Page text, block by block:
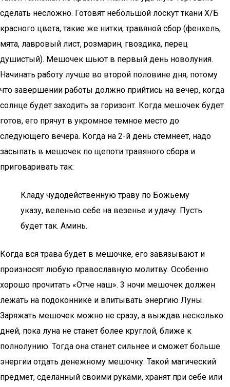
сделать несложно. Готовят небольшой лоскут ткани Х/Б
красного цвета, такие же нитки, травяной сбор (фенхель,
мята, лавровый лист, розмарин, гвоздика, перец
душистый). Мешочек шьют в первый день новолуния.
Начинать работу лучше во второй половине дня, потому
что завершении работы должно прийтись на вечер, когда
солнце будет заходить за горизонт. Когда мешочек будет
готов, его прячут в укромное темное место до
следующего вечера. Когда на 2-й день стемнеет, надо
засыпать в мешочек по щепоти травяного сбора и
приговаривать так:
Кладу чудодейственную траву по Божьему
указу, веленью себе на везенье и удачу. Пусть
будет так. Аминь.
Когда вся трава будет в мешочке, его завязывают и
произносят любую православную молитву. Особенно
хорошо прочитать «Отче наш». 3 ночи мешочек должен
лежать на подоконнике и впитывать энергию Луны.
Заряжать мешочек можно не сразу, а выждав несколько
дней, пока луна не станет более круглой, ближе к
полнолунию. Тогда она станет сильнее и сможет больше
энергии отдать денежному мешочку. Такой магический
предмет, сделанный своими руками, хранят при себе или